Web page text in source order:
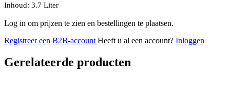
Inhoud: 3.7 Liter
Log in om prijzen te zien en bestellingen te plaatsen.
Registreer een B2B-account Heeft u al een account? Inloggen
Gerelateerde producten